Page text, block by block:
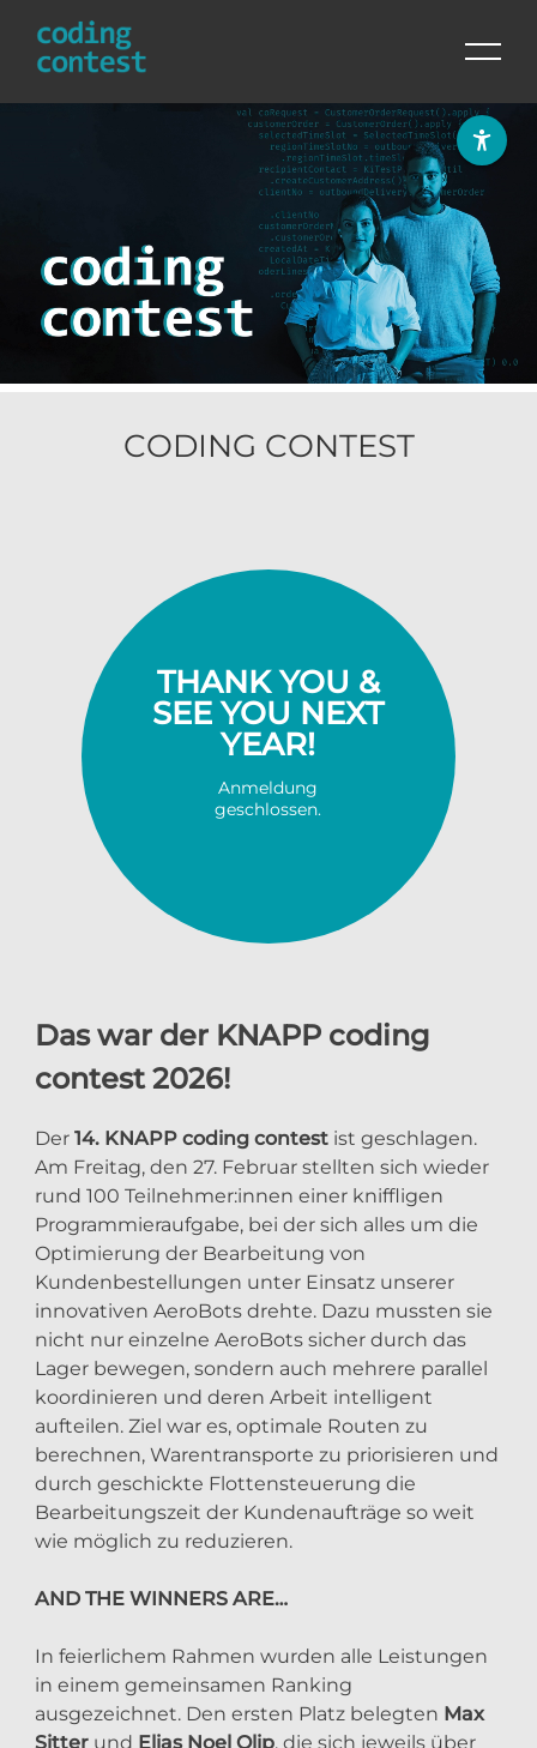
CODING CONTEST
THANK YOU &
SEE YOU NEXT
YEAR!
Anmeldung
geschlossen.
Das war der KNAPP coding
contest 2026!
Der 14. KNAPP coding contestist geschlagen.
Am Freitag, den 27. Februar stellten sich wieder
rund 100 Teilnehmer:innen einer kniffligen
Programmieraufgabe, bei der sich alles um die
Optimierung der Bearbeitung von
Kundenbestellungen unter Einsatz unserer
innovativen AeroBots drehte. Dazu mussten sie
nicht nur einzelne AeroBots sicher durch das
Lager bewegen, sondern auch mehrere parallel
koordinieren und deren Arbeit intelligent
aufteilen. Ziel war es, optimale Routen zu
berechnen, Warentransporte zu priorisieren und
durch geschickte Flottensteuerung die
Bearbeitungszeit der Kundenaufträge so weit
wie möglich zu reduzieren.
AND THE WINNERS ARE…
In feierlichem Rahmen wurden alle Leistungen
in einem gemeinsamen Ranking
ausgezeichnet. Den ersten Platz belegten Max
Sitterund Elias Noel Olip, die sich jeweils über